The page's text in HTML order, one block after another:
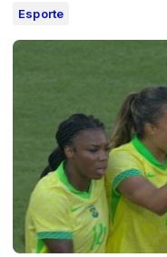
Esporte